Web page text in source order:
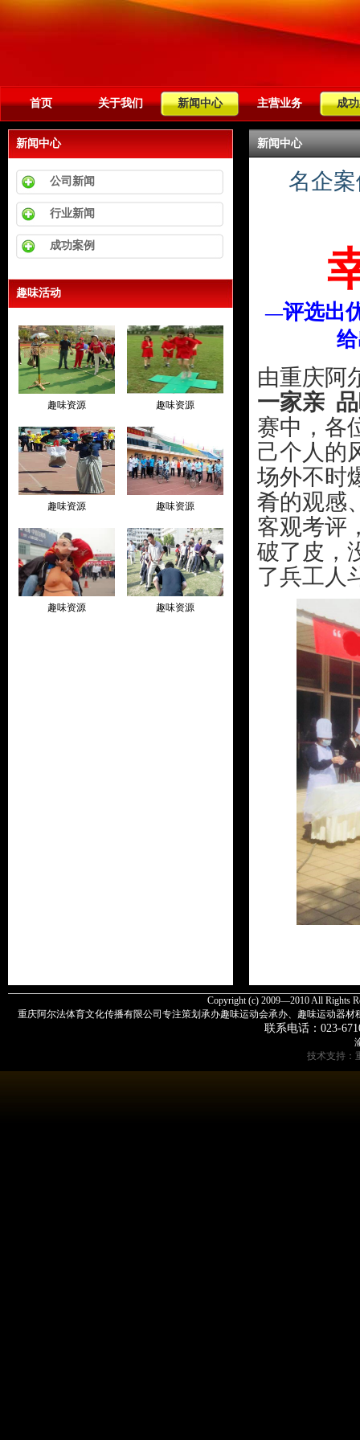
首页 关于我们 新闻中心 主营业务 成
新闻中心
公司新闻
行业新闻
成功案例
趣味活动
趣味资源 趣味资源
趣味资源 趣味资源
趣味资源 趣味资源
新闻中心
名企
—评选出
由重庆阿
一家亲
赛中，各
己个人的
场外不时
肴的观感
客观考评
破了皮，
了兵工人
Copyright (c) 2009—2010 All Rights
重庆阿尔法体育文化传播有限公司专注策划承办趣味运动会承办、趣味运动器
联系电话： 023-
技术支持：